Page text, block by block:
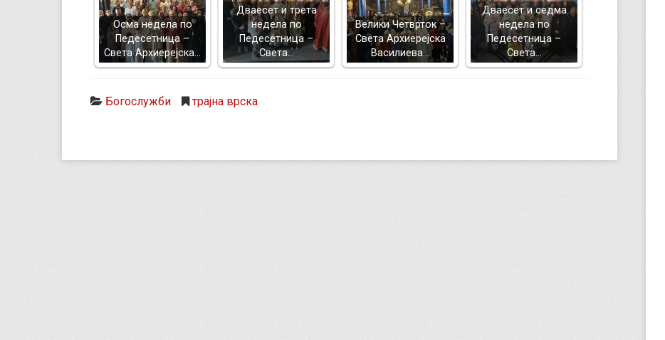
Осма недела по
Педесетница –
Света Архиерејска…
Дваесет и трета
недела по
Педесетница –
Света…
Велики Четврток –
Света Архиерејска
Василиева…
Дваесет и седма
недела по
Педесетница –
Света…
Богослужби трајна врска